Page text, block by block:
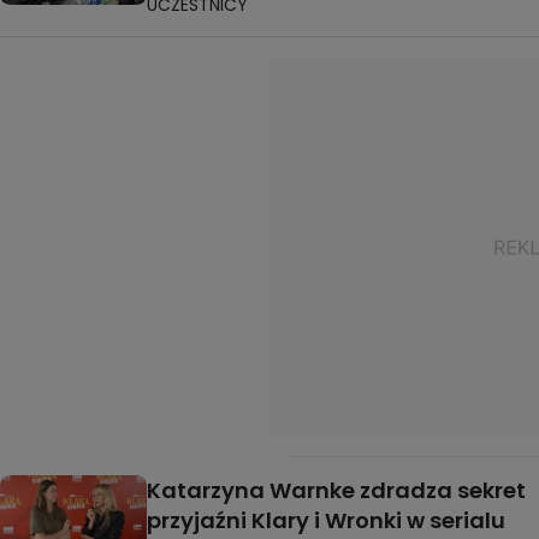
UCZESTNICY
Katarzyna Warnke zdradza sekret
przyjaźni Klary i Wronki w serialu